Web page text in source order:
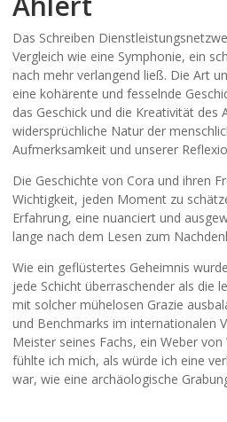
Das Schreiben
Vergleich wie eine Symphonie, ein
nach mehr verlangend ließ. Die Art
eine kohärente und fesselnde
das Geschick und die Kreativität
widersprüchliche Natur der
Aufmerksamkeit und unserer
Die Geschichte von Cora und ihren
Wichtigkeit, jeden Moment zu
Erfahrung, eine nuanciert und
lange nach dem Lesen zum
Wie ein geflüstertes Geheimnis
jede Schicht überraschender als die
mit solcher mühelosen Grazie
und Benchmarks im internationalen
Meister seines Fachs, ein Weber
fühlte ich mich, als würde ich eine
war, wie eine archäologische